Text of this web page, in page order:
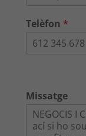
Telèfon *
Missatge